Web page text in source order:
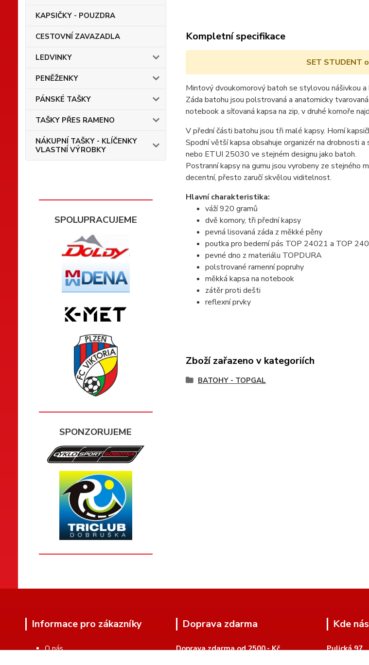
KAPSIČKY - POUZDRA
CESTOVNÍ ZAVAZADLA
LEDVINKY
PENĚŽENKY
PÁNSKÉ TAŠKY
TAŠKY PŘES RAMENO
NÁKUPNÍ TAŠKY - KLÍČENKY
VLASTNÍ VÝROBKY
SPOLUPRACUJEME
SPONZORUJEME
Kompletní specifikace
SET STUDENT
Mintový dvoukomorový batoh se stylovou nášivkou
Záda batohu jsou polstrovaná a anatomicky
notebook a síťovaná kapsa na zip, v druhé komoře
V přední části batohu jsou tři malé kapsy. Horní
Spodní větší kapsa obsahuje organizér na drobnosti
nebo ETUI 25030 ve stejném designu jako batoh.
Postranní kapsy na gumu jsou vyrobeny ze stejného
decentní, přesto zaručí skvělou viditelnost.
Hlavní charakteristika:
váží 920 gramů
dvě komory, tři přední kapsy
pevná lisovaná záda z měkké pěny
poutka pro bederní pás TOP 24021 a TOP
pevné dno z materiálu TOPDURA
polstrované ramenní popruhy
měkká kapsa na notebook
zátěr proti dešti
reflexní prvky
Zboží zařazeno v kategoriích
BATOHY - TOPGAL
Informace pro zákazníky
O nás
Doprava zdarma
Doprava zdarma od 2500,- Kč
Kde
Pulická 97